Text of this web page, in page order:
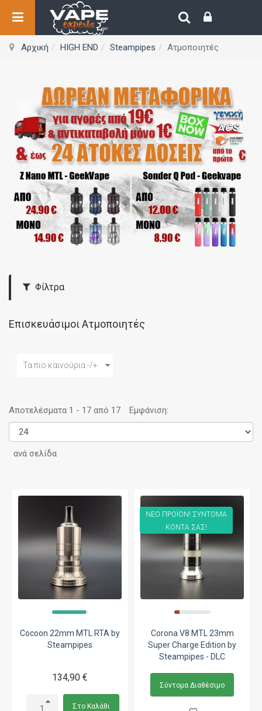
Αρχική HIGH END Steampipes Ατμοποιητές
Φίλτρα
Επισκευάσιμοι Ατμοποιητές
Τα πιο καινούρια -/+
Αποτελέσματα 1 - 17 από 17 Εμφάνιση:
ανά σελίδα
Cocoon 22mm MTL RTA by
Steampipes
134,90 €
Στο Καλάθι
ΝΕΟ ΠΡΟΪΟΝ! ΣΥΝΤΟΜΑ
ΚΟΝΤΑ ΣΑΣ!
Corona V8 MTL 23mm
Super Charge Edition by
Steampipes - DLC
Σύντομα Διαθέσιμο